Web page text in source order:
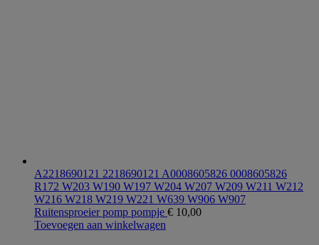
A2218690121 2218690121 A0008605826 0008605826
R172 W203 W190 W197 W204 W207 W209 W211 W212
W216 W218 W219 W221 W639 W906 W907
Ruitensproeier pomp pompje € 10,00
Toevoegen aan winkelwagen